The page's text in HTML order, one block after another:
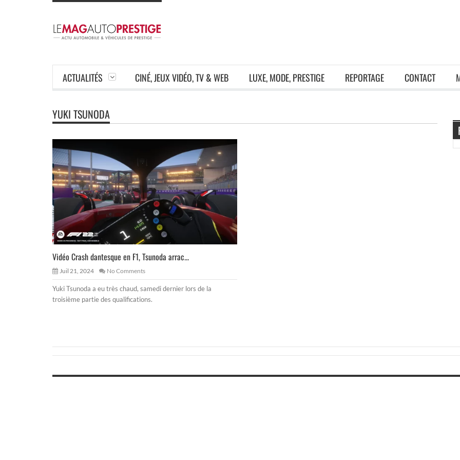
ACTUALITÉS CINÉ, JEUX VIDÉO, TV & WEB LUXE, MODE, PRESTIGE REPORTAGE CONTACT
YUKI TSUNODA
Vidéo Crash dantesque en F1, Tsunoda arrac...
Juil 21, 2024 No Comments
Yuki Tsunoda a eu très chaud, samedi dernier lors de la
troisième partie des qualifications.